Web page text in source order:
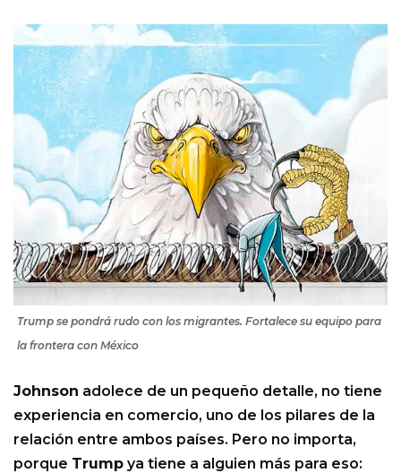
Trump se pondrá rudo con los migrantes. Fortalece su equipo para
la frontera con México
Johnson adolece de un pequeño detalle, no tiene
experiencia en comercio, uno de los pilares de la
relación entre ambos países. Pero no importa,
porque Trump ya tiene a alguien más para eso: